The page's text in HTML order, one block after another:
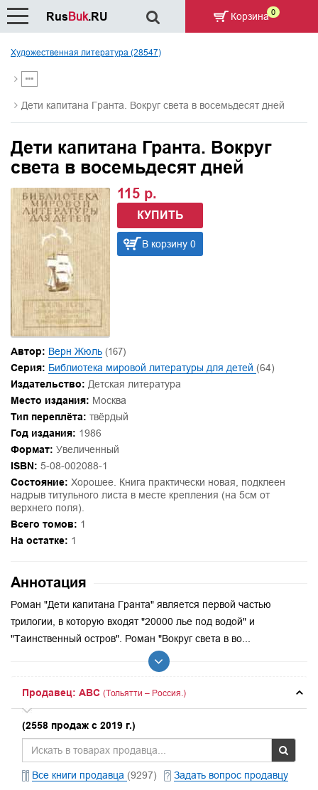
Художественная литература (28547)
Дети капитана Гранта. Вокруг света в восемьдесят дней
Дети капитана Гранта. Вокруг
света в восемьдесят дней
115 р.
КУПИТЬ
В корзину 0
Автор: Верн Жюль (167)
Серия: Библиотека мировой литературы для детей (64)
Издательство: Детская литература
Место издания: Москва
Тип переплёта: твёрдый
Год издания: 1986
Формат: Увеличенный
ISBN: 5-08-002088-1
Состояние: Хорошее. Книга практически новая, подклеен
надрыв титульного листа в месте крепления (на 5см от
верхнего поля).
Всего томов: 1
На остатке: 1
Аннотация
Роман "Дети капитана Гранта" является первой частью
трилогии, в которую входят "20000 лье под водой" и
"Таинственный остров". Роман "Вокруг света в во...
Продавец: ABC (Тольятти – Россия.)
(2558 продаж с 2019 г.)
Все книги продавца (9297) Задать вопрос продавцу
RusBuk.RU Корзина 0